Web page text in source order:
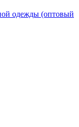
одежды (оптовый